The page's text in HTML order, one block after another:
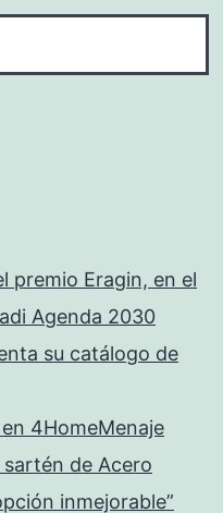
premio Eragin, en el
Agenda 2030
su catálogo de
4HomeMenaje
sartén de Acero
inmejorable”